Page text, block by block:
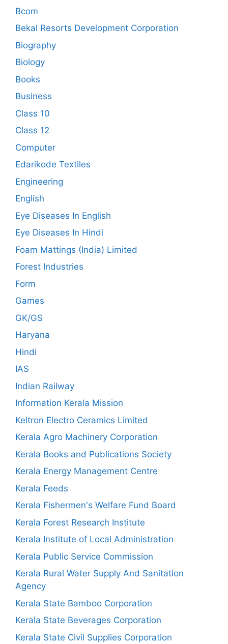
Bcom
Bekal Resorts Development Corporation
Biography
Biology
Books
Business
Class 10
Class 12
Computer
Edarikode Textiles
Engineering
English
Eye Diseases In English
Eye Diseases In Hindi
Foam Mattings (India) Limited
Forest Industries
Form
Games
GK/GS
Haryana
Hindi
IAS
Indian Railway
Information Kerala Mission
Keltron Electro Ceramics Limited
Kerala Agro Machinery Corporation
Kerala Books and Publications Society
Kerala Energy Management Centre
Kerala Feeds
Kerala Fishermen's Welfare Fund Board
Kerala Forest Research Institute
Kerala Institute of Local Administration
Kerala Public Service Commission
Kerala Rural Water Supply And Sanitation
Agency
Kerala State Bamboo Corporation
Kerala State Beverages Corporation
Kerala State Civil Supplies Corporation